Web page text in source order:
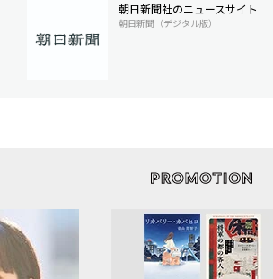
朝日新聞社のニュースサイト
朝日新聞（デジタル版）